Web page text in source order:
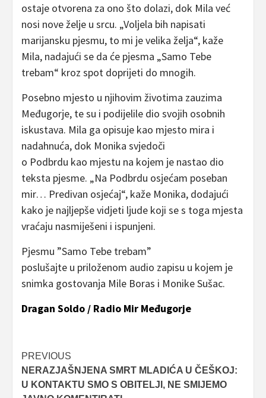
ostaje otvorena za ono što dolazi, dok Mila već
nosi nove želje u srcu. „Voljela bih napisati
marijansku pjesmu, to mi je velika želja“, kaže
Mila, nadajući se da će pjesma „Samo Tebe
trebam“ kroz spot doprijeti do mnogih.
Posebno mjesto u njihovim životima zauzima
Međugorje, te su i podijelile dio svojih osobnih
iskustava. Mila ga opisuje kao mjesto mira i
nadahnuća, dok Monika svjedoči
o Podbrdu kao mjestu na kojem je nastao dio
teksta pjesme. „Na Podbrdu osjećam poseban
mir… Predivan osjećaj“, kaže Monika, dodajući
kako je najljepše vidjeti ljude koji se s toga mjesta
vraćaju nasmiješeni i ispunjeni.
Pjesmu ”Samo Tebe trebam”
poslušajte u priloženom audio zapisu u kojem je
snimka gostovanja Mile Boras i Monike Sušac.
Dragan Soldo / Radio Mir Međugorje
Post
navigation
PREVIOUS
NERAZJAŠNJENA SMRT MLADIĆA U ČEŠKOJ:
U KONTAKTU SMO S OBITELJI, NE SMIJEMO